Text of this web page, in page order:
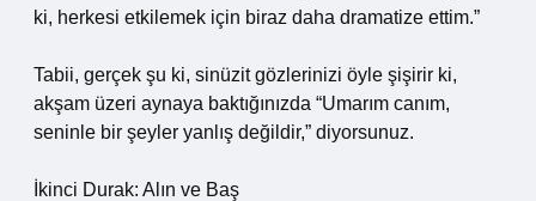
ki, herkesi etkilemek için biraz daha dramatize ettim.”
Tabii, gerçek şu ki, sinüzit gözlerinizi öyle şişirir ki,
akşam üzeri aynaya baktığınızda “Umarım canım,
seninle bir şeyler yanlış değildir,” diyorsunuz.
İkinci Durak: Alın ve Baş